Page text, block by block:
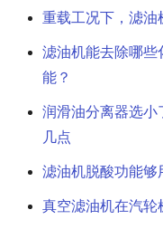
重载工况下，滤油
滤油机能去除哪些
能？
润滑油分离器选小
几点
滤油机脱酸功能够
真空滤油机在汽轮